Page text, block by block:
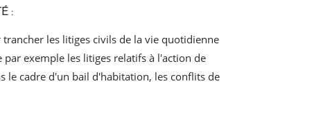
:
les litiges civils de la vie quotidienne
exemple les litiges relatifs à l'action de
le cadre d'un bail d'habitation, les conflits de